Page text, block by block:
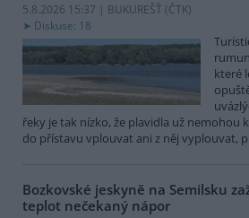
5.8.2026 15:37 | BUKUREŠŤ (ČTK)
Diskuse: 18
které
řeky je tak nízko, že plavidla už nemohou
do přístavu vplouvat ani z něj vyplouvat,
Bozkovské jeskyně na Semilsku
teplot nečekaný nápor